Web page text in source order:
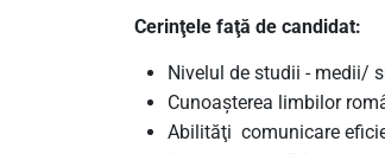
Cerinţele faţă de candidat:
Nivelul de studii - medii/
Cunoaşterea limbilor
Abilităţi comunicare